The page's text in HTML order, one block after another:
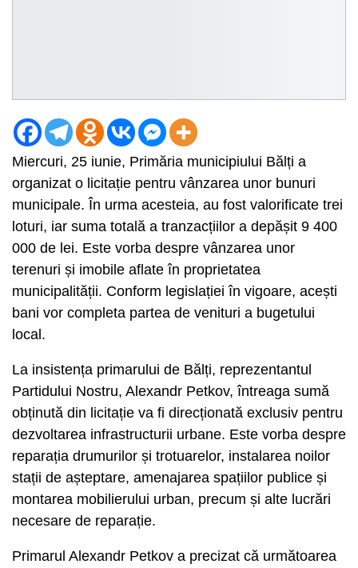
Miercuri, 25 iunie, Primăria municipiului Bălți a
organizat o licitație pentru vânzarea unor bunuri
municipale. În urma acesteia, au fost valorificate trei
loturi, iar suma totală a tranzacțiilor a depășit 9 400
000 de lei. Este vorba despre vânzarea unor
terenuri și imobile aflate în proprietatea
municipalității. Conform legislației în vigoare, acești
bani vor completa partea de venituri a bugetului
local.
La insistența primarului de Bălți, reprezentantul
Partidului Nostru, Alexandr Petkov, întreaga sumă
obținută din licitație va fi direcționată exclusiv pentru
dezvoltarea infrastructurii urbane. Este vorba despre
reparația drumurilor și trotuarelor, instalarea noilor
stații de așteptare, amenajarea spațiilor publice și
montarea mobilierului urban, precum și alte lucrări
necesare de reparație.
Primarul Alexandr Petkov a precizat că următoarea